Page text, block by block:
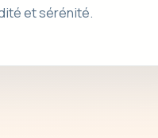
et sérénité.